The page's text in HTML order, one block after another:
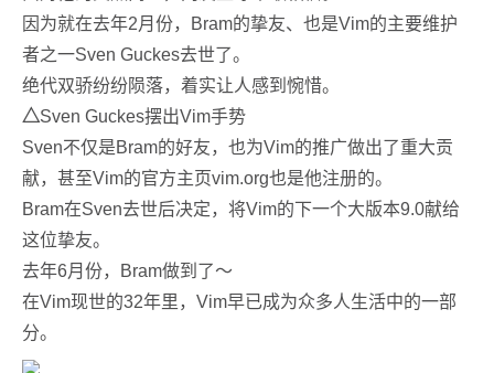
因为就在去年2月份，Bram的挚友、也是Vim的主要维护
者之一Sven Guckes去世了。
绝代双骄纷纷陨落，着实让人感到惋惜。
△Sven Guckes摆出Vim手势
Sven不仅是Bram的好友，也为Vim的推广做出了重大贡
献，甚至Vim的官方主页vim.org也是他注册的。
Bram在Sven去世后决定，将Vim的下一个大版本9.0献给
这位挚友。
去年6月份，Bram做到了～
在Vim现世的32年里，Vim早已成为众多人生活中的一部
分。